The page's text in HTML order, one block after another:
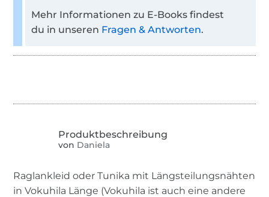
Mehr Informationen zu E-Books findest
du in unseren Fragen & Antworten.
von Daniela
Raglankleid oder Tunika mit Längsteilungsnähten
in Vokuhila Länge (Vokuhila ist auch eine andere